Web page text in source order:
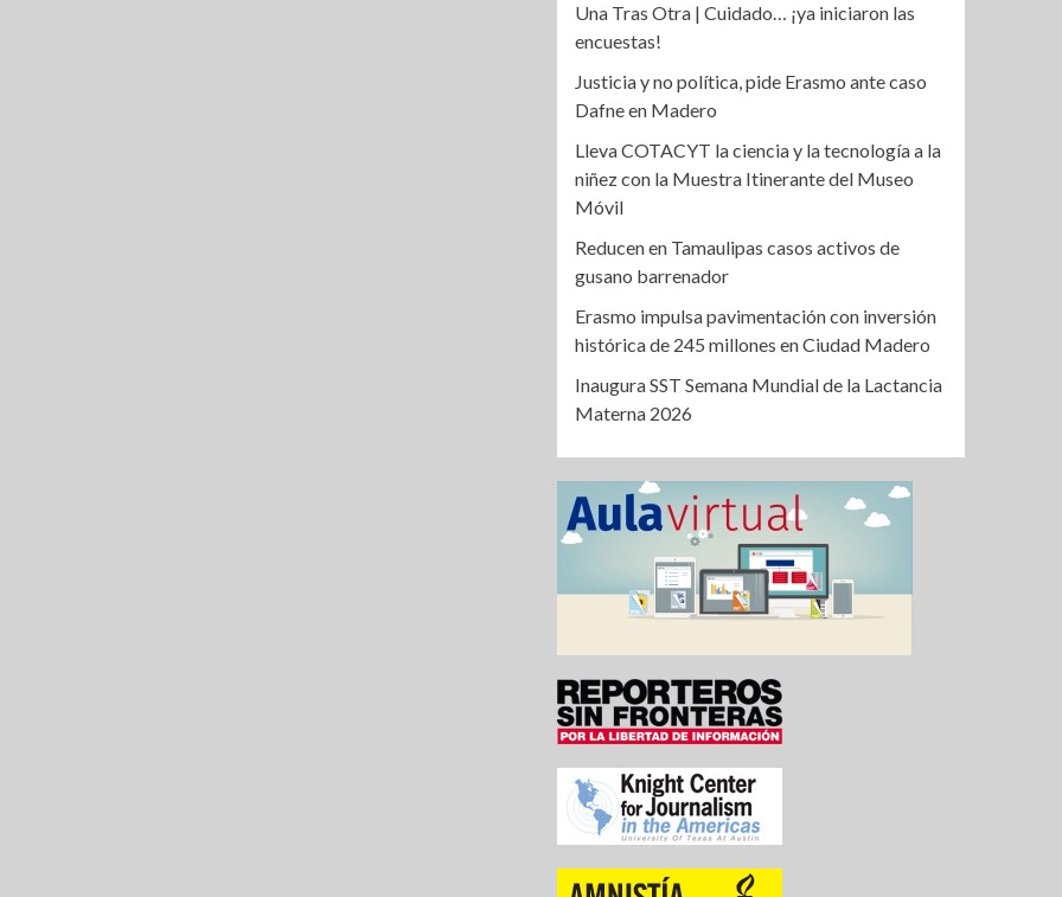
Una Tras Otra | Cuidado… ¡ya iniciaron las
encuestas!
Justicia y no política, pide Erasmo ante caso
Dafne en Madero
Lleva COTACYT la ciencia y la tecnología a la
niñez con la Muestra Itinerante del Museo
Móvil
Reducen en Tamaulipas casos activos de
gusano barrenador
Erasmo impulsa pavimentación con inversión
histórica de 245 millones en Ciudad Madero
Inaugura SST Semana Mundial de la Lactancia
Materna 2026